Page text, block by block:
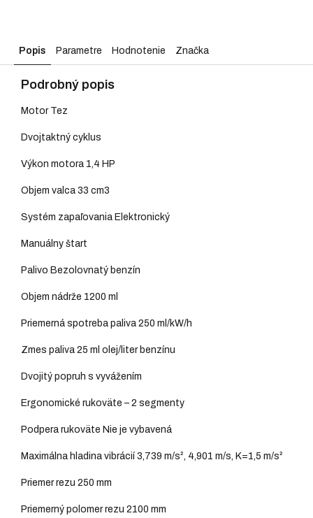
Popis Parametre Hodnotenie Značka
Podrobný popis
Motor Tez
Dvojtaktný cyklus
Výkon motora 1,4 HP
Objem valca 33 cm3
Systém zapaľovania Elektronický
Manuálny štart
Palivo Bezolovnatý benzín
Objem nádrže 1200 ml
Priemerná spotreba paliva 250 ml/kW/h
Zmes paliva 25 ml olej/liter benzínu
Dvojitý popruh s vyvážením
Ergonomické rukoväte – 2 segmenty
Podpera rukoväte Nie je vybavená
Maximálna hladina vibrácií 3,739 m/s², 4,901 m/s, K=1,5 m/s²
Priemer rezu 250 mm
Priemerný polomer rezu 2100 mm